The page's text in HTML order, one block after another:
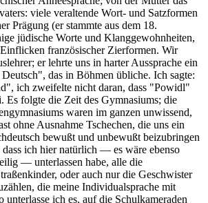
viele veraltende Wort- und Satzformen
Prägung (er stammte aus dem 18.
jüdische Worte und Klanggewohnheiten,
französischer Zierformen. Wir
er lehrte uns in harter Aussprache ein
das in Böhmen übliche. Ich sagte:
ich zweifelte nicht daran, dass "Powidl"
Es folgte die Zeit des Gymnasiums; die
waren im ganzen unwissend,
ohne Ausnahme Tschechen, die uns ein
bewußt und unbewußt beizubringen
dass ich hier natürlich — es wäre ebenso
— unterlassen habe, alle die
oder auch nur die Geschwister
die meine Individualsprache mit
unterlasse ich es, auf die Schulkameraden